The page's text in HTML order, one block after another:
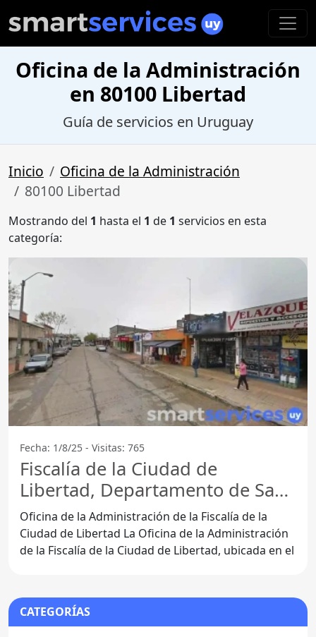
Oficina de la Administración
en 80100 Libertad
Guía de servicios en Uruguay
Inicio
Oficina de la Administración
80100 Libertad
Mostrando del 1 hasta el 1 de 1 servicios en esta
categoría:
Fecha: 1/8/25 - Visitas: 765
Fiscalía de la Ciudad de
Libertad, Departamento de San
José - 80100 Libertad
Oficina de la Administración de la Fiscalía de la
Ciudad de Libertad La Oficina de la Administración
de la Fiscalía de la Ciudad de Libertad, ubicada en el
CATEGORÍAS